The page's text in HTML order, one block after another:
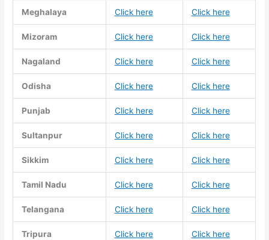
Meghalaya Click here Click here
Mizoram Click here Click here
Nagaland Click here Click here
Odisha Click here Click here
Punjab Click here Click here
Sultanpur Click here Click here
Sikkim Click here Click here
Tamil Nadu Click here Click here
Telangana Click here Click here
Tripura Click here Click here